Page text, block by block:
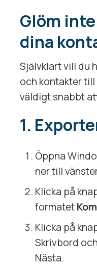
Glöm
dina
Självklart vill du
och kontakter
väldigt snabbt
1.
Öppna
ner till
Klicka på
formatet
Klicka på
Skrivbord
Nästa.